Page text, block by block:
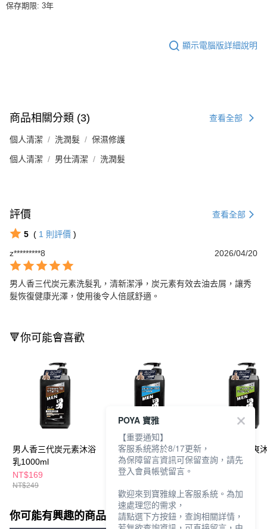
保存期限: 3年
顯示電腦版詳細說明
商品相關分類 (3) 查看全部
個人清潔 洗潤髮 保濕修護
個人清潔 男仕清潔 洗潤髮
評價 查看全部
5 ( 1 則評價 )
z*********8
2026/04/20
男人香三代炭元素洗髮乳，清新潔淨，炭元素有效去油去屑，讓秀
髮恢復健康光澤，使用後令人倍感舒適。
🔻你可能會喜歡
男人香三代炭元素沐浴
乳1000ml
NT$169
NT$249
男人香三代舒爽洗髮乳
1000ml
NT$169
男人香三代舒爽
1000ml
你可能有興趣的商品 全站排行
POYA 寶雅
【重要通知】
客服系統將於8/17更新，
為保障留言資訊可保留查詢，請先
登入會員帳號留言。
歡迎來到寶雅線上客服系統。為加
速處理您的需求，
請點選下方按鈕，查詢相關詳情，